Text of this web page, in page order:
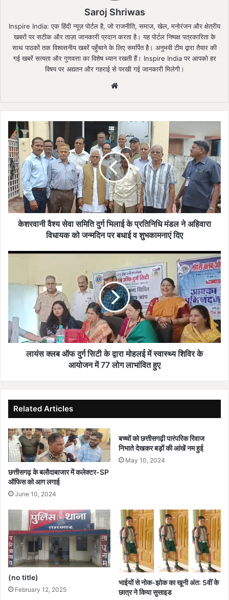
Saroj Shriwas
Inspire India: एक हिंदी न्यूज़ पोर्टल है, जो राजनीति, समाज, खेल, मनोरंजन और क्षेत्रीय
खबरों पर सटीक और ताज़ा जानकारी प्रदान करता है। यह पोर्टल निष्पक्ष पत्रकारिता के
साथ पाठकों तक विश्वसनीय खबरें पहुँचाने के लिए समर्पित है। अनुभवी टीम द्वारा तैयार की
गई खबरें सत्यता और गुणवत्ता का विशेष ध्यान रखती हैं। Inspire India पर आपको हर
विषय पर अद्यतन और गहराई से परखी गई जानकारी मिलेगी।
केशरवानी
वैश्य
सेवा
समिति
दुर्ग
भिलाई
के
प्रतिनिधि
मंडल
को
बधाई
शुभकामनाएं
दिए
केशरवानी वैश्य सेवा समिति दुर्ग भिलाई के प्रतिनिधि मंडल ने अहिवारा
विधायक को जन्मदिन पर बधाई व शुभकामनाएं दिए
लायंस
दुर्ग
द्वारा
मोहलई
में
77
लोग
लाभांवित
हुए
लायंस क्लब ऑफ दुर्ग सिटी के द्वारा मोहलई में स्वास्थ्य शिविर के
आयोजन में 77 लोग लाभांवित हुए
Related Articles
छत्तीसगढ़ के बलौदाबाजार में कलेक्टर-SP
ऑफिस को आग लगाई
June 10, 2024
बच्चों को छत्तीसगढ़ी पारंपरिक रिवाज
निभाते देखकर बड़ों की आंखें नम हुई
May 10, 2024
(no title)
February 12, 2025
भाईयों से नोक-झोक का खूनी अंत: 5वीं के
छात्र ने किया सुसाइड